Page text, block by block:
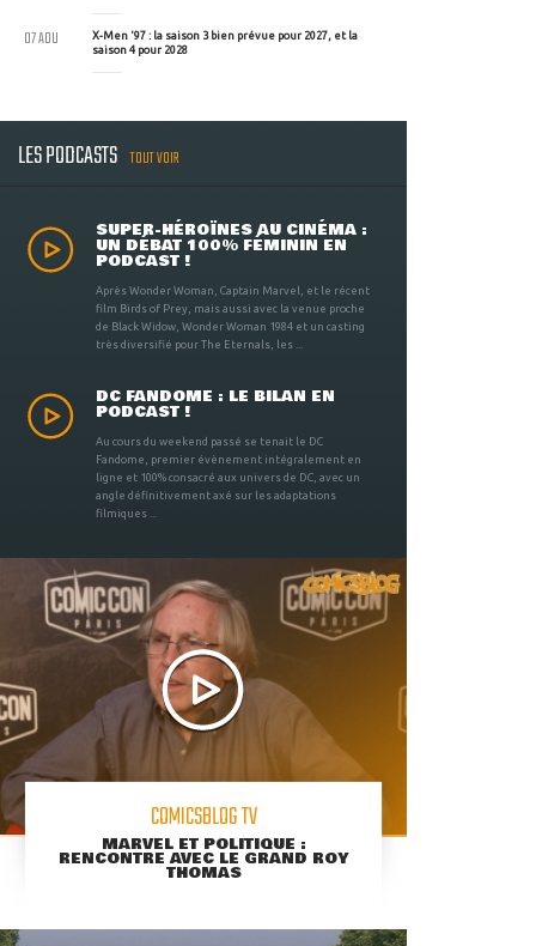
X-Men '97 : la saison 3 bien prévue pour 2027, et la
saison 4 pour 2028
07 AOU
LES PODCASTS TOUT VOIR
SUPER-HÉROÏNES AU CINÉMA :
UN DÉBAT 100% FÉMININ EN
PODCAST !
Après Wonder Woman, Captain Marvel, et le récent
film Birds of Prey, mais aussi avec la venue proche
de Black Widow, Wonder Woman 1984 et un casting
très diversifié pour The Eternals, les ...
DC FANDOME : LE BILAN EN
PODCAST !
Au cours du weekend passé se tenait le DC
Fandome, premier évènement intégralement en
ligne et 100% consacré aux univers de DC, avec un
angle définitivement axé sur les adaptations
filmiques ...
COMICSBLOG TV
MARVEL ET POLITIQUE :
RENCONTRE AVEC LE GRAND ROY
THOMAS